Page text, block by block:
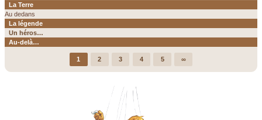
La Terre
Au dedans
La légende
Un héros…
Au-delà…
1 2 3 4 5 ∞